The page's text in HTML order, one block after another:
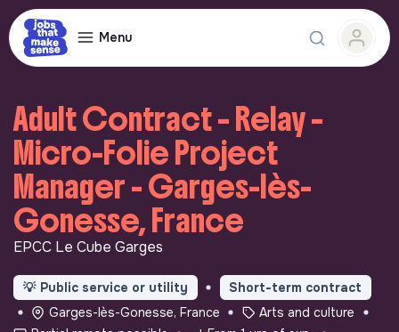
Menu
Adult Contract – Relay –
Micro-Folie Project
Manager - Garges-lès-
Gonesse, France
EPCC Le Cube Garges
💡 Public service or utility
Short-term contract
Garges-lès-Gonesse, France
Arts and culture